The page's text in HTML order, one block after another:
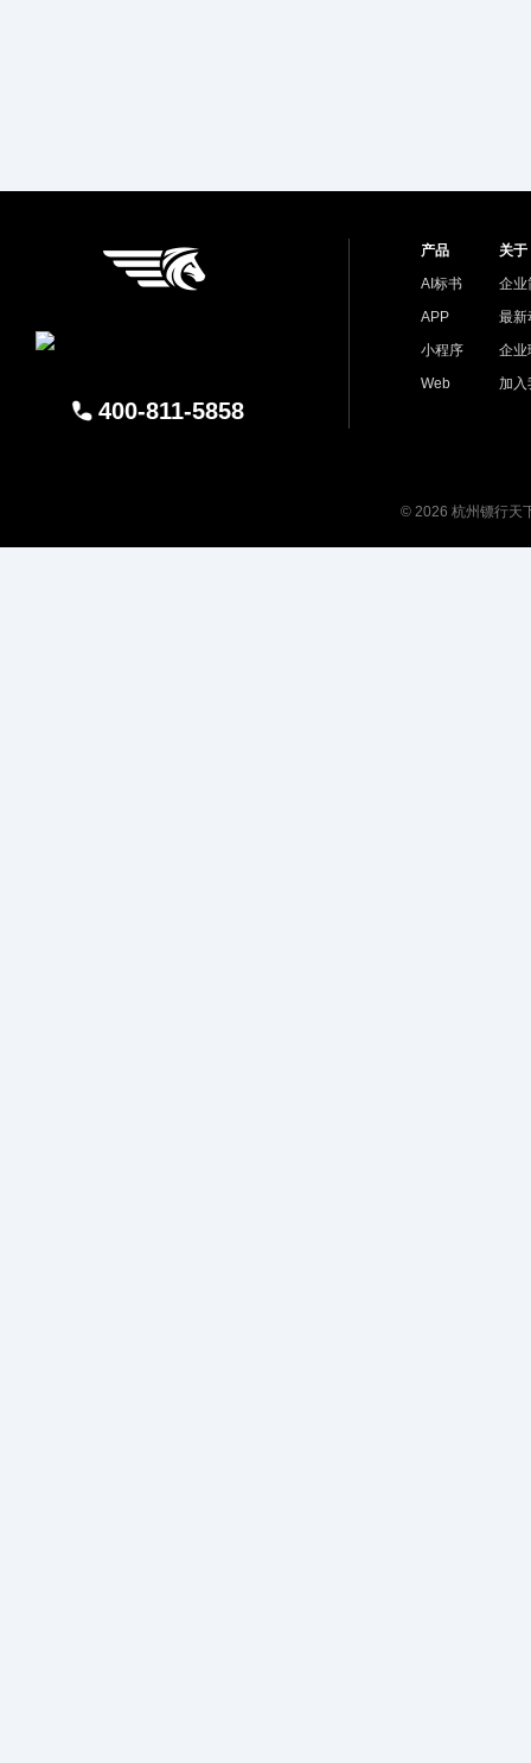
400-811-5858
产品
AI标书
APP
小程序
Web
关于
企业
最新
企业
加入
© 2026 杭州镖行天